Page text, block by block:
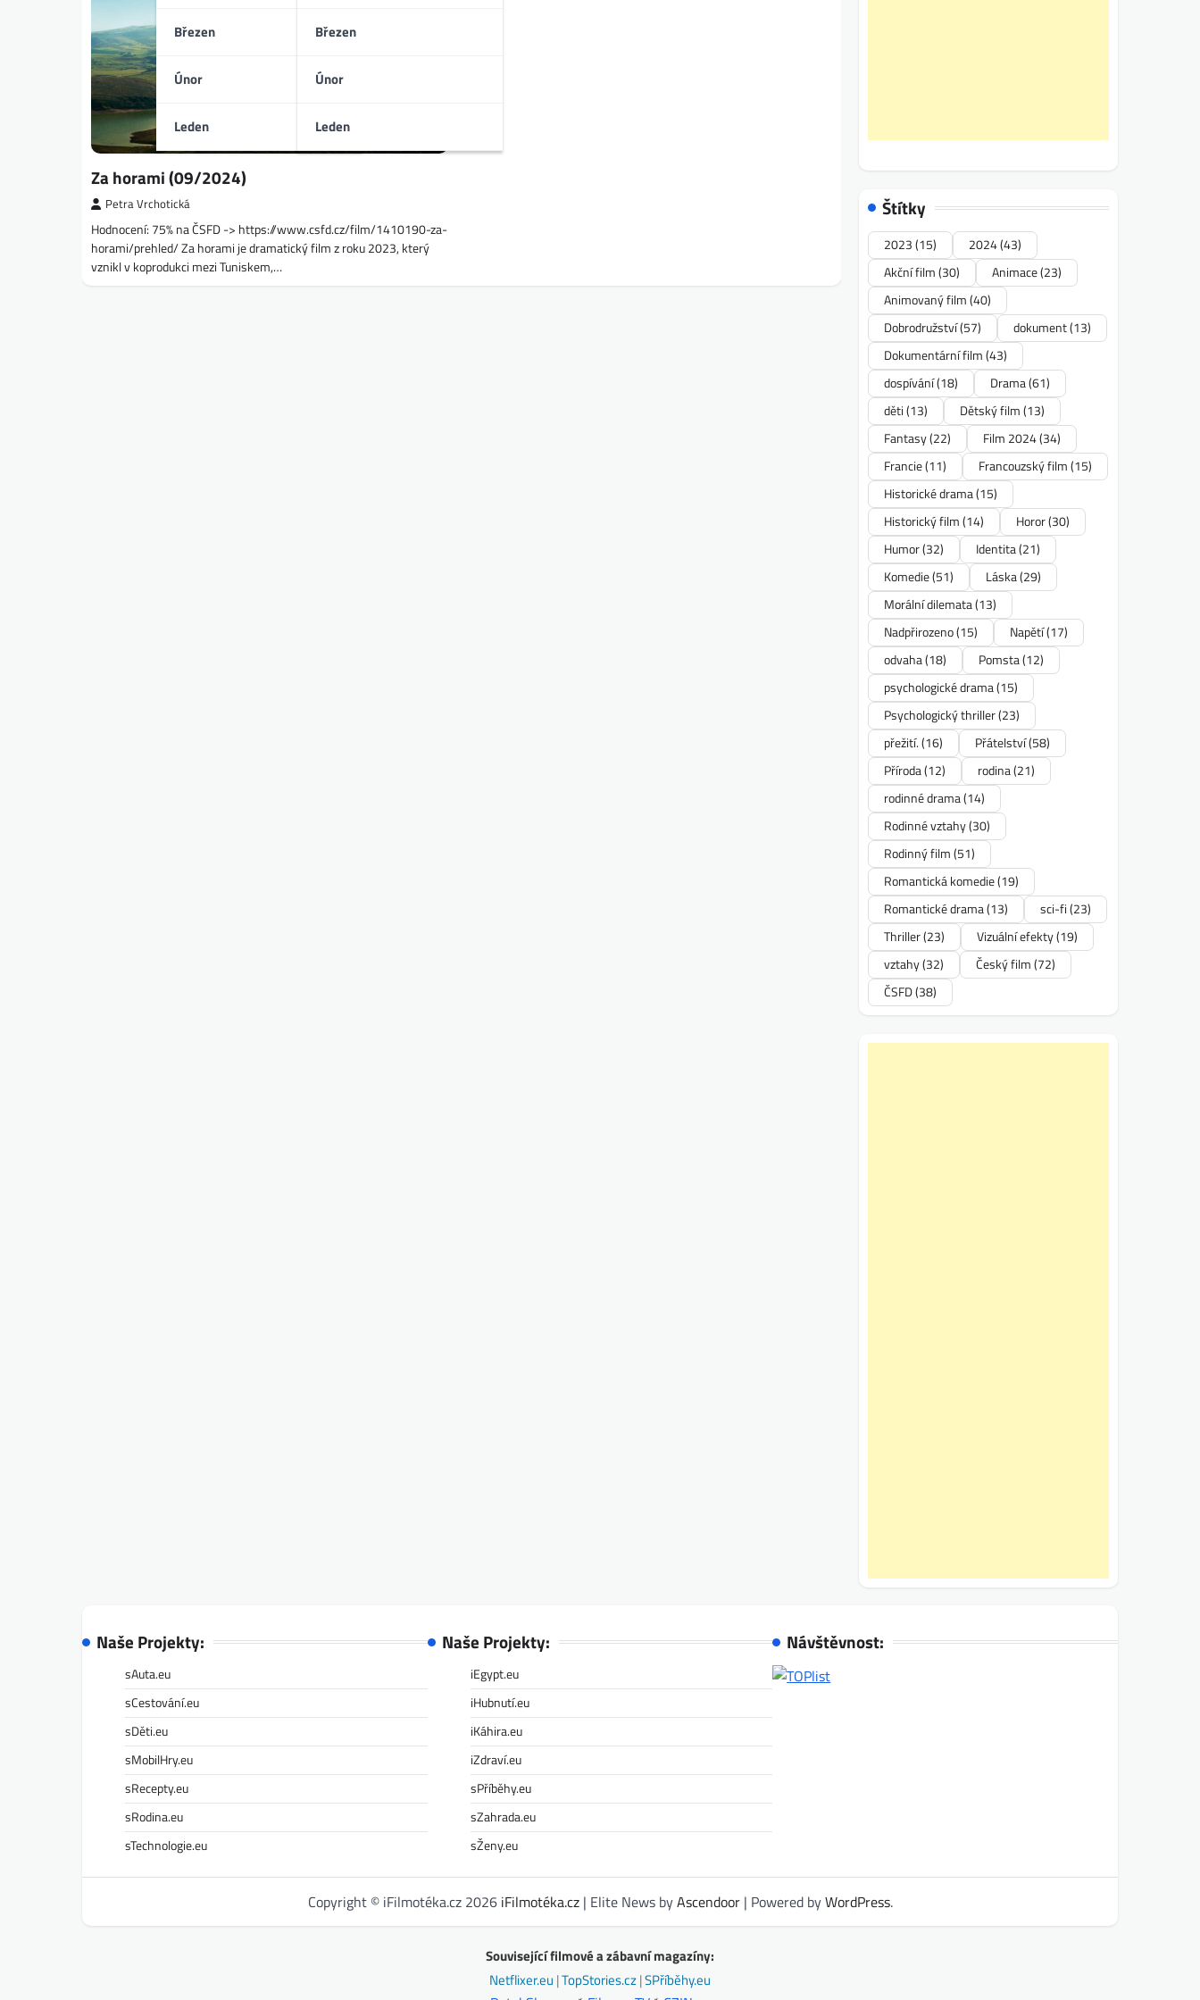
Březen
Únor
Leden
Březen
Únor
Leden
Za horami (09/2024)
Petra Vrchotická
Hodnocení: 75% na ČSFD -> https://www.csfd.cz/film/1410190-za-
horami/prehled/ Za horami je dramatický film z roku 2023, který
vznikl v koprodukci mezi Tuniskem,…
Štítky
2023(15) 2024(43)
Akční film(30) Animace(23)
Animovaný film(40)
Dobrodružství(57) dokument(13)
Dokumentární film(43)
dospívání(18) Drama(61)
děti(13) Dětský film(13)
Fantasy(22) Film 2024(34)
Francie(11) Francouzský film(15)
Historické drama(15)
Historický film(14) Horor(30)
Humor(32) Identita(21)
Komedie(51) Láska(29)
Morální dilemata(13)
Nadpřirozeno(15) Napětí(17)
odvaha(18) Pomsta(12)
psychologické drama(15)
Psychologický thriller(23)
přežití.(16) Přátelství(58)
Příroda(12) rodina(21)
rodinné drama(14)
Rodinné vztahy(30)
Rodinný film(51)
Romantická komedie(19)
Romantické drama(13) sci-fi(23)
Thriller(23) Vizuální efekty(19)
vztahy(32) Český film(72)
ČSFD(38)
Naše Projekty:
sAuta.eu
sCestování.eu
sDěti.eu
sMobilHry.eu
sRecepty.eu
sRodina.eu
sTechnologie.eu
Naše Projekty:
iEgypt.eu
iHubnutí.eu
iKáhira.eu
iZdraví.eu
sPříběhy.eu
sZahrada.eu
sŽeny.eu
Návštěvnost:
Copyright © iFilmotéka.cz 2026 iFilmotéka.cz| Elite News byAscendoor| Powered byWordPress.
Související filmové a zábavní magazíny:
Netflixer.eu |TopStories.cz|SPříběhy.eu